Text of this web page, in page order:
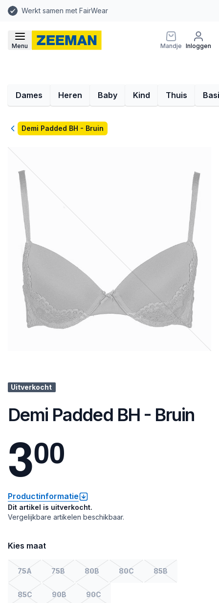
Werkt samen met FairWear
Menu Mandje Inloggen
Dames Heren Baby Kind Thuis
TerugDemi Padded BH - Bruin
Uitverkocht
Demi Padded BH - Bruin
300
Productinformatie
Dit artikel is uitverkocht.
Vergelijkbare artikelen beschikbaar.
Kies maat
75A 75B 80B 80C 85B
85C 90B 90C